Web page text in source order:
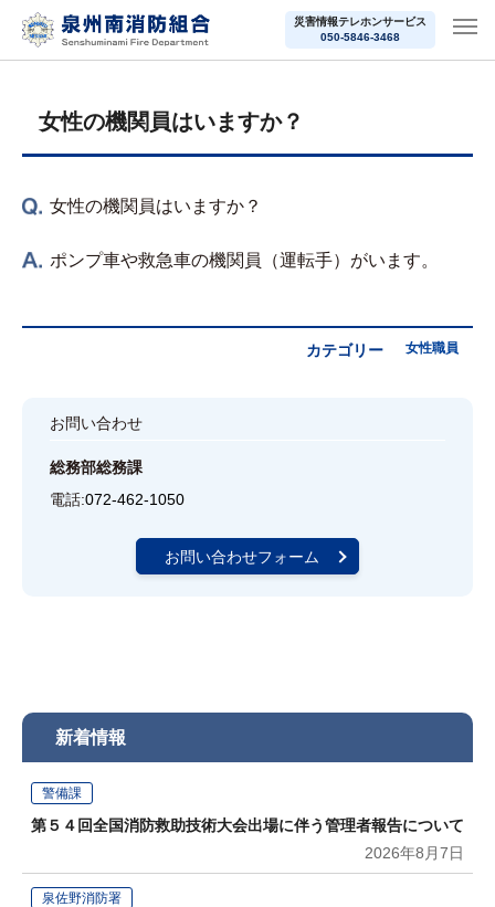
災害情報テレホンサービス
050-5846-3468
女性の機関員はいますか？
女性の機関員はいますか？
ポンプ車や救急車の機関員（運転手）がいます。
カテゴリー 女性職員
お問い合わせ
総務部総務課
電話:072-462-1050
お問い合わせフォーム
新着情報
警備課
第５４回全国消防救助技術大会出場に伴う管理者報告について
2026年8月7日
泉佐野消防署